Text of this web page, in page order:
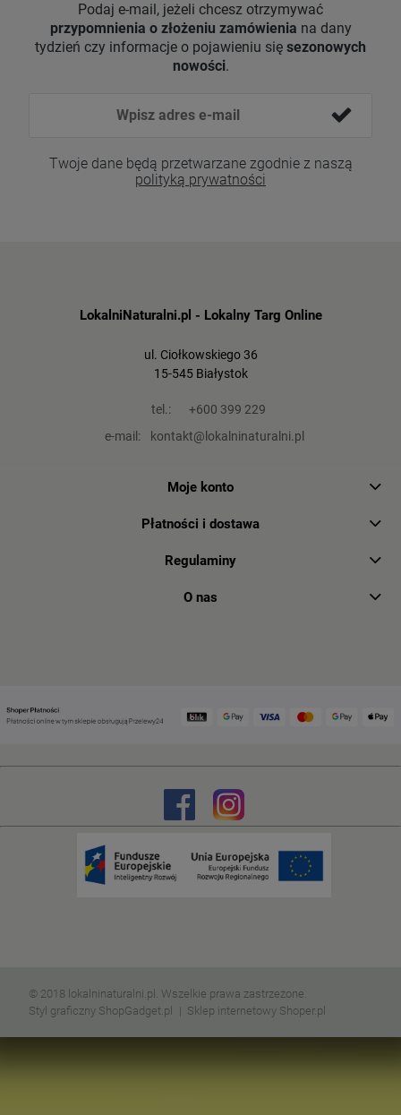
Podaj e-mail, jeżeli chcesz otrzymywać
przypomnienia o złożeniu zamówienia na dany
tydzień czy informacje o pojawieniu się sezonowych
nowości.
Twoje dane będą przetwarzane zgodnie z naszą
polityką prywatności
LokalniNaturalni.pl - Lokalny Targ Online
ul. Ciołkowskiego 36
15-545 Białystok
tel.:
+600 399 229
e-mail:
kontakt@lokalninaturalni.pl
Moje konto
Płatności i dostawa
Regulaminy
O nas
© 2018 lokalninaturalni.pl. Wszelkie prawa zastrzeżone.
Styl graficzny ShopGadget.pl
Sklep internetowy Shoper.pl